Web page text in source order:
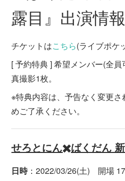
露目』出演情報
チケットはこちら(ライブポケ
[ 予約特典 ] 希望メンバー(全
真撮影1枚。
※特典内容は、予告なく変更
めご了承ください。
せろとにん✖️ばくだん
日時：2022/03/26(土) 開場